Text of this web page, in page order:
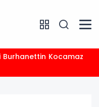
Burhanettin Kocamaz